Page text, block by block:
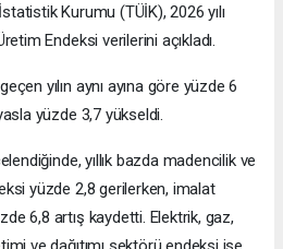
Kurumu (TÜİK), 2026 yılı
Endeksi verilerini açıkladı.
yılın aynı ayına göre yüzde 6
yüzde 3,7 yükseldi.
yıllık bazda madencilik ve
yüzde 2,8 gerilerken, imalat
6,8 artış kaydetti. Elektrik, gaz,